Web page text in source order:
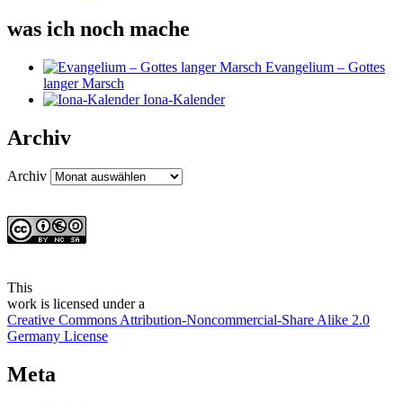
was ich noch mache
Evangelium – Gottes
langer Marsch
Iona-Kalender
Archiv
Archiv
This
work is licensed under a
Creative Commons Attribution-Noncommercial-Share Alike 2.0
Germany License
Meta